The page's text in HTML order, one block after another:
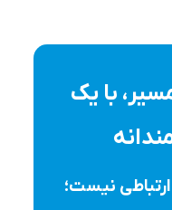
با یک
خط ارتباطی نیست؛